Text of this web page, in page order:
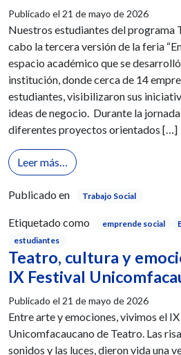
Publicado el 21 de mayo de 2026
Nuestros estudiantes del programa
cabo la tercera versión de la feria
espacio académico que se
institución, donde cerca de 14
estudiantes, visibilizaron sus
ideas de negocio. Durante la
diferentes proyectos orientados […]
Leer más… from Innovación,
Publicado en Trabajo Social
Etiquetado como emprende social
estudiantes
Teatro, cultura y
IX Festival
Publicado el 21 de mayo de 2026
Entre arte y emociones, vivimos el
Unicomfacaucano de Teatro. Las
sonidos y las luces, dieron vida una